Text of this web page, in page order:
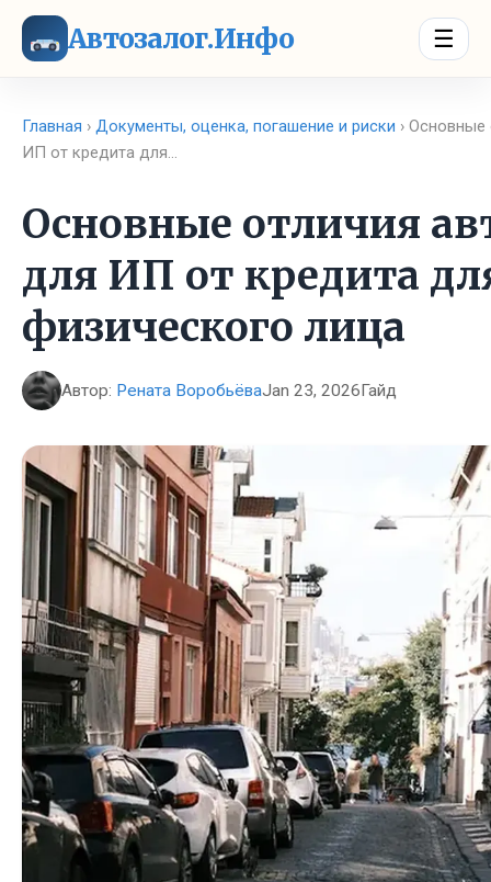
Автозалог.Инфо ☰
Главная › Документы, оценка, погашение и риски › Основные
ИП от кредита для…
Основные отличия
для ИП от кредита
физического лица
Автор: Рената ВоробьёваJan 23, 2026Гайд